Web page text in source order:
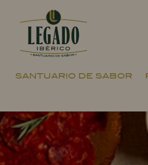
SANTUARIO DE SABOR